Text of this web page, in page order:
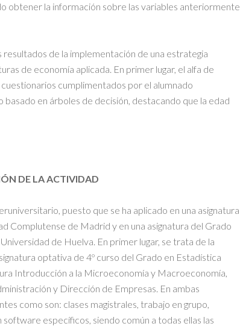
obtener la información sobre las variables anteriormente
de la implementación de una estrategia
de economía aplicada. En primer lugar, el alfa de
cumplimentados por el alumnado
en árboles de decisión, destacando que la edad
DE LA ACTIVIDAD
puesto que se ha aplicado en una asignatura
Complutense de Madrid y en una asignatura del Grado
de Huelva. En primer lugar, se trata de la
optativa de 4º curso del Grado en Estadística
Introducción a la Microeconomía y Macroeconomía,
y Dirección de Empresas. En ambas
como son: clases magistrales, trabajo en grupo,
específicos, siendo común a todas ellas las